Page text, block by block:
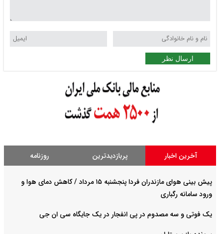
ارسال نظر
آخرین اخبار پربازدیدترین روزنامه
پیش بینی هوای مازندران فردا پنجشنبه ۱۵ مرداد / کاهش دمای هوا و
ورود سامانه رگباری
یک فوتی و سه مصدوم در پی انفجار در یک جایگاه سی ان جی